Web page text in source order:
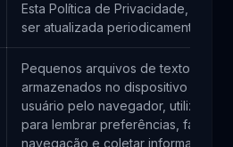
Esta Política de Privacidade, que
ser atualizada periodicamente.
Pequenos arquivos de texto
armazenados no dispositivo do
usuário pelo navegador, utilizados
para lembrar preferências, facilitar
navegação e coletar informações